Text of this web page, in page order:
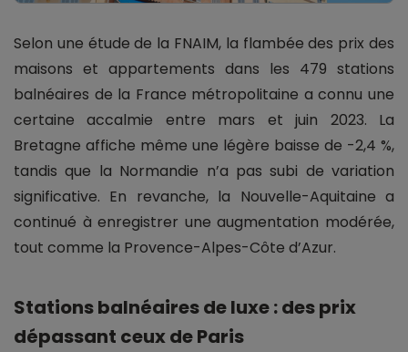
Selon une étude de la FNAIM, la flambée des prix des
maisons et appartements dans les 479 stations
balnéaires de la France métropolitaine a connu une
certaine accalmie entre mars et juin 2023. La
Bretagne affiche même une légère baisse de -2,4 %,
tandis que la Normandie n’a pas subi de variation
significative. En revanche, la Nouvelle-Aquitaine a
continué à enregistrer une augmentation modérée,
tout comme la Provence-Alpes-Côte d’Azur.
Stations balnéaires de luxe : des prix
dépassant ceux de Paris